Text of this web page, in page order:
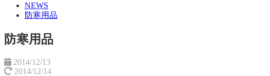
NEWS
防寒用品
防寒用品
2014/12/13
2014/12/14